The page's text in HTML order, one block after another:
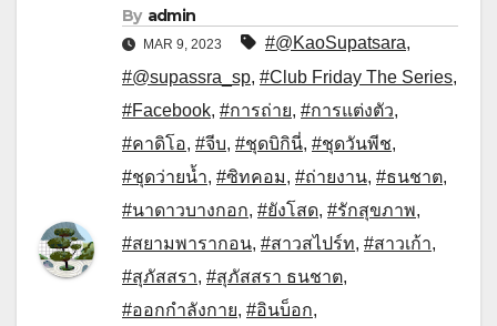
By admin
MAR 9, 2023 #@KaoSupatsara,
#@supassra_sp, #Club Friday The Series,
#Facebook, #การถ่าย, #การแต่งตัว,
#คาดิโอ, #จีบ, #ชุดบิกินี่, #ชุดวันพีช,
#ชุดว่ายน้ำ, #ซิทคอม, #ถ่ายงาน, #ธนชาต,
#นาดาวบางกอก, #ยังโสด, #รักสุขภาพ,
#สยามพารากอน, #สาวสไปร์ท, #สาวเก้า,
#สุภัสสรา, #สุภัสสรา ธนชาต,
#ออกกำลังกาย, #อินบ็อก,